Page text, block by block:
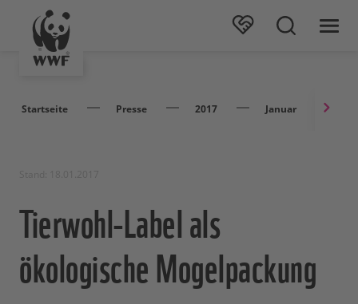
Startseite Presse 2017 Januar
Tierwohl-Label als
ökologische Mogelpackung